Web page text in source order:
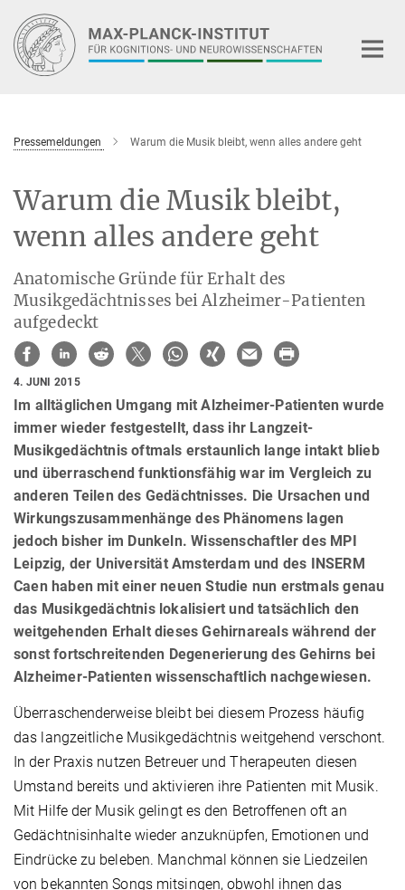
Hauptinhalt
Pressemeldungen Warum die Musik bleibt, wenn alles andere geht
Warum die Musik bleibt,
wenn alles andere geht
Anatomische Gründe für Erhalt des
Musikgedächtnisses bei Alzheimer-Patienten
aufgedeckt
4. JUNI 2015
Im alltäglichen Umgang mit Alzheimer-Patienten wurde
immer wieder festgestellt, dass ihr Langzeit-
Musikgedächtnis oftmals erstaunlich lange intakt blieb
und überraschend funktionsfähig war im Vergleich zu
anderen Teilen des Gedächtnisses. Die Ursachen und
Wirkungszusammenhänge des Phänomens lagen
jedoch bisher im Dunkeln. Wissenschaftler des MPI
Leipzig, der Universität Amsterdam und des INSERM
Caen haben mit einer neuen Studie nun erstmals genau
das Musikgedächtnis lokalisiert und tatsächlich den
weitgehenden Erhalt dieses Gehirnareals während der
sonst fortschreitenden Degenerierung des Gehirns bei
Alzheimer-Patienten wissenschaftlich nachgewiesen.
Überraschenderweise bleibt bei diesem Prozess häufig
das langzeitliche Musikgedächtnis weitgehend verschont.
In der Praxis nutzen Betreuer und Therapeuten diesen
Umstand bereits und aktivieren ihre Patienten mit Musik.
Mit Hilfe der Musik gelingt es den Betroffenen oft an
Gedächtnisinhalte wieder anzuknüpfen, Emotionen und
Eindrücke zu beleben. Manchmal können sie Liedzeilen
von bekannten Songs mitsingen, obwohl ihnen das